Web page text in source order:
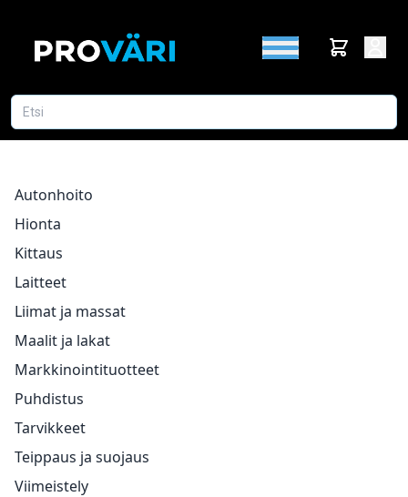
Autonhoito
Hionta
Kittaus
Laitteet
Liimat ja massat
Maalit ja lakat
Markkinointituotteet
Puhdistus
Tarvikkeet
Teippaus ja suojaus
Viimeistely